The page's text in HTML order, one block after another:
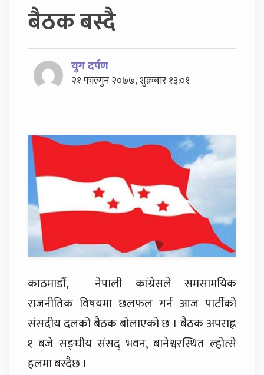
बैठक बस्दै
युग दर्पण
२१ फाल्गुन २०७७, शुक्रबार १३:०१
काठमाडौँ, नेपाली कांग्रेसले समसामयिक
राजनीतिक विषयमा छलफल गर्न आज पार्टीको
संसदीय दलको बैठक बोलाएको छ । बैठक अपराह्न
१ बजे सङ्घीय संसद् भवन, बानेश्वरस्थित ल्होत्से
हलमा बस्दैछ ।